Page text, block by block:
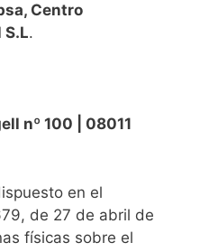
Centro
.
nº 100 | 08011
en el
de 27 de abril de
físicas sobre el